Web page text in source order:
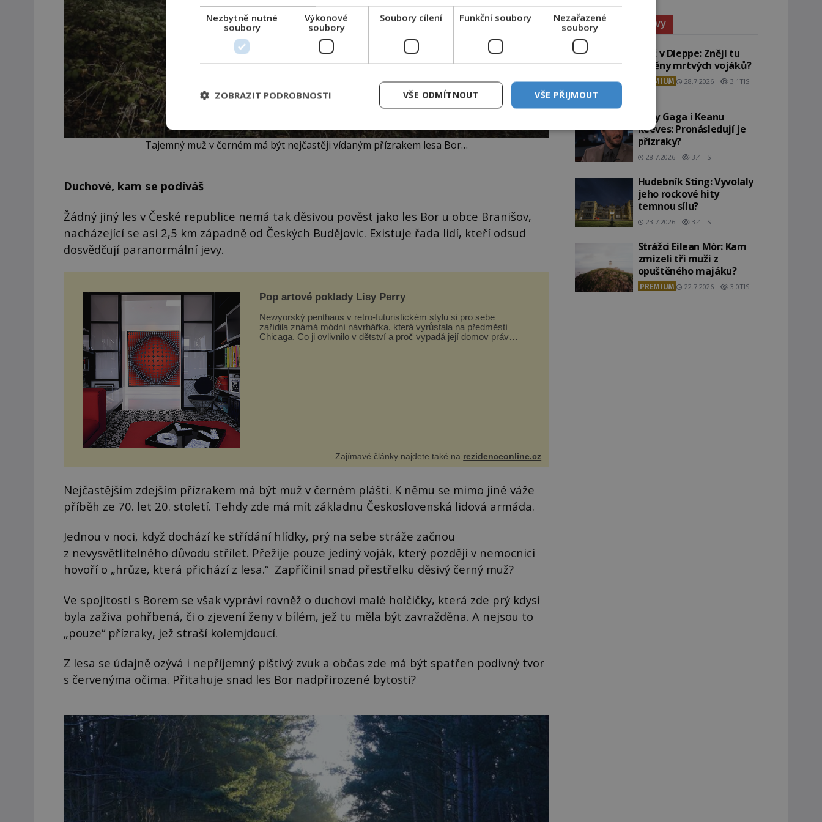
Tajemný muž v černém má být nejčastěji vídaným přízrakem lesa Bor…
Duchové, kam se podíváš
Žádný jiný les v České republice nemá tak děsivou pověst jako les Bor u obce Branišov,
nacházející se asi 2,5 km západně od Českých Budějovic. Existuje řada lidí, kteří odsud
dosvědčují paranormální jevy.
Pop artové poklady Lisy Perry
Newyorský penthaus v retro-futuristickém stylu si pro sebe
zařídila známá módní návrhářka, která vyrůstala na předměstí
Chicaga. Co ji ovlivnilo v dětství a proč vypadá její domov právě
Zajímavé články najdete také na rezidenceonline.cz
Nejčastějším zdejším přízrakem má být muž v černém plášti. K němu se mimo jiné váže
příběh ze 70. let 20. století. Tehdy zde má mít základnu Československá lidová armáda.
Jednou v noci, když dochází ke střídání hlídky, prý na sebe stráže začnou
z nevysvětlitelného důvodu střílet. Přežije pouze jediný voják, který později v nemocnici
hovoří o „hrůze, která přichází z lesa.“ Zapříčinil snad přestřelku děsivý černý muž?
Ve spojitosti s Borem se však vypráví rovněž o duchovi malé holčičky, která zde prý kdysi
byla zaživa pohřbená, či o zjevení ženy v bílém, jež tu měla být zavražděna. A nejsou to
„pouze“ přízraky, jež straší kolemjdoucí.
Z lesa se údajně ozývá i nepříjemný pištivý zvuk a občas zde má být spatřen podivný tvor
s červenýma očima. Přitahuje snad les Bor nadpřirozené bytosti?
Paranormální jevy
Pláž v Dieppe: Znějí tu
ozvěny mrtvých vojáků?
PREMIUM 28.7.2026 3.1TIS
Lady Gaga i Keanu
Reeves: Pronásledují je
přízraky?
28.7.2026 3.4TIS
Hudebník Sting: Vyvolaly
jeho rockové hity
temnou sílu?
23.7.2026 3.4TIS
Strážci Eilean Mòr: Kam
zmizeli tři muži z
opuštěného majáku?
PREMIUM 22.7.2026 3.0TIS
Nezbytně nutné
soubory
Výkonové
soubory
Soubory cílení Funkční soubory
Nezařazené
soubory
VŠE PŘIJMOUT
VŠE ODMÍTNOUT
ZOBRAZIT PODROBNOSTI